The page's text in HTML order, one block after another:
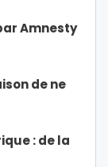
Amnesty
de ne
: de la